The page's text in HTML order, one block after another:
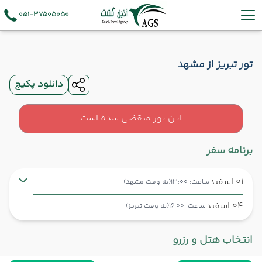
051-37505050
تور تبریز از مشهد
دانلود پکیج
این تور منقضی شده است
برنامه سفر
01 اسفند ساعت: 13:00 (به وقت مشهد)
04 اسفند ساعت: 16:00 (به وقت تبریز)
شروع سفر مشهد ,
انتخاب هتل و رزرو